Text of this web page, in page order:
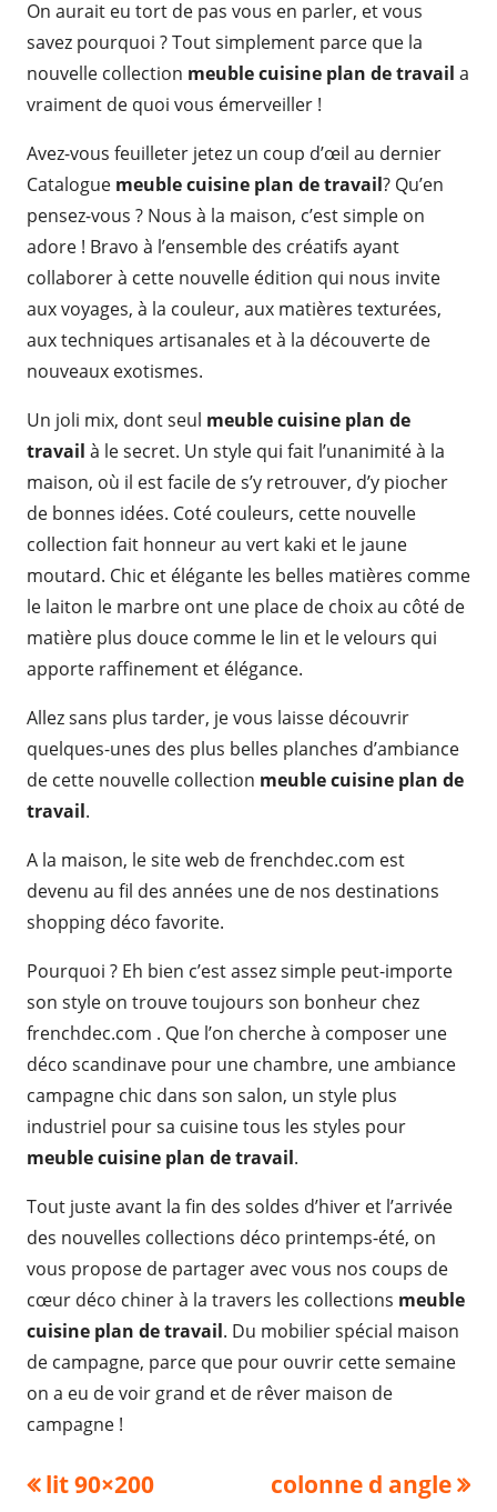
On aurait eu tort de pas vous en parler, et vous
savez pourquoi ? Tout simplement parce que la
nouvelle collection meuble cuisine plan de travail a
vraiment de quoi vous émerveiller !
Avez-vous feuilleter jetez un coup d’œil au dernier
Catalogue meuble cuisine plan de travail? Qu’en
pensez-vous ? Nous à la maison, c’est simple on
adore ! Bravo à l’ensemble des créatifs ayant
collaborer à cette nouvelle édition qui nous invite
aux voyages, à la couleur, aux matières texturées,
aux techniques artisanales et à la découverte de
nouveaux exotismes.
Un joli mix, dont seul meuble cuisine plan de
travail à le secret. Un style qui fait l’unanimité à la
maison, où il est facile de s’y retrouver, d’y piocher
de bonnes idées. Coté couleurs, cette nouvelle
collection fait honneur au vert kaki et le jaune
moutard. Chic et élégante les belles matières comme
le laiton le marbre ont une place de choix au côté de
matière plus douce comme le lin et le velours qui
apporte raffinement et élégance.
Allez sans plus tarder, je vous laisse découvrir
quelques-unes des plus belles planches d’ambiance
de cette nouvelle collection meuble cuisine plan de
travail.
A la maison, le site web de frenchdec.com est
devenu au fil des années une de nos destinations
shopping déco favorite.
Pourquoi ? Eh bien c’est assez simple peut-importe
son style on trouve toujours son bonheur chez
frenchdec.com . Que l’on cherche à composer une
déco scandinave pour une chambre, une ambiance
campagne chic dans son salon, un style plus
industriel pour sa cuisine tous les styles pour
meuble cuisine plan de travail.
Tout juste avant la fin des soldes d’hiver et l’arrivée
des nouvelles collections déco printemps-été, on
vous propose de partager avec vous nos coups de
cœur déco chiner à la travers les collections meuble
cuisine plan de travail. Du mobilier spécial maison
de campagne, parce que pour ouvrir cette semaine
on a eu de voir grand et de rêver maison de
campagne !
Navigation
Previous
lit 90×200
Next
colonne d angle